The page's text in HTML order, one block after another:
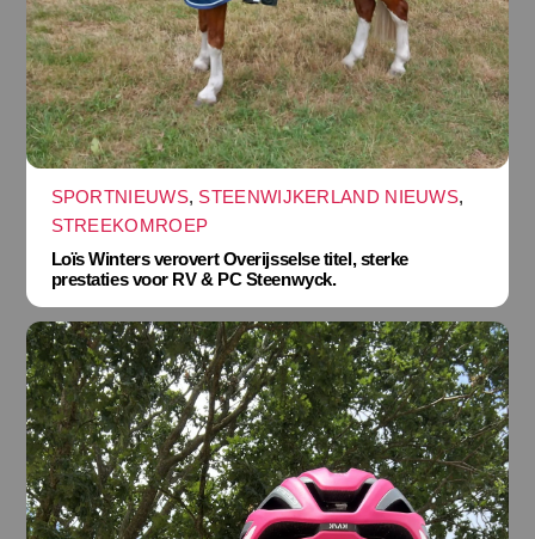
SPORTNIEUWS, STEENWIJKERLAND NIEUWS,
STREEKOMROEP
Loïs Winters verovert Overijsselse titel, sterke
prestaties voor RV & PC Steenwyck.